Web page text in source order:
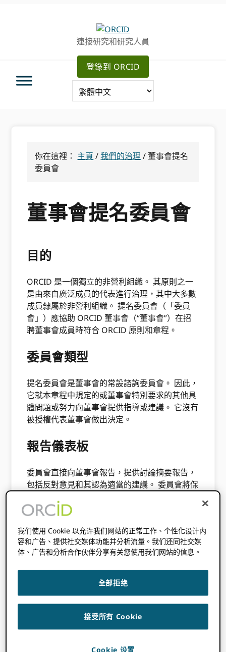
連接研究和研究人員
登錄到 ORCID
你在這裡： 主頁 /我們的治理 / 董事會提名
委員會
董事會提名委員會
目的
ORCID 是一個獨立的非營利組織。 其原則之一
是由來自廣泛成員的代表進行治理，其中大多數
成員隸屬於非營利組織。 提名委員會（「委員
會」）應協助 ORCID 董事會（“董事會”）在招
聘董事會成員時符合 ORCID 原則和章程。
委員會類型
提名委員會是董事會的常設諮詢委員會。 因此，
它就本章程中規定的或董事會特別要求的其他具
體問題或努力向董事會提供指導或建議。 它沒有
被授權代表董事會做出決定。
報告儀表板
委員會直接向董事會報告，提供討論摘要報告，
包括反對意見和其認為適當的建議。 委員會將保
報告所採取的行動和決定。
委員會的角色和職責
資格擔任董事的個人 ORCID 董事會董事，以及
與委員會宗旨合理相關或董事會不時指派的其他
行動。 具體來說：
委員會努力根據需要確定和招募新的董事會
成員，以確保董事會成員保持在章程中規定
我们使用 Cookie 以允许我们网站的正常工作、个性化设计内
容和广告、提供社交媒体功能并分析流量。我们还同社交媒
体、广告和分析合作伙伴分享有关您使用我们网站的信息。
全部拒绝
接受所有 Cookie
Cookie 设置